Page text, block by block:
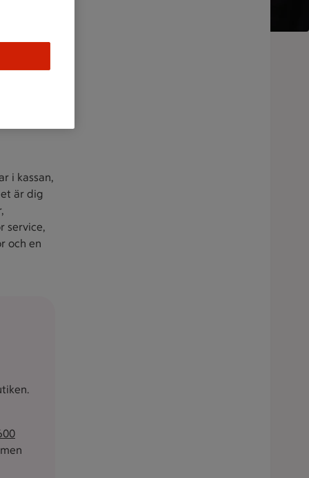
i kassan,
är dig
service,
och en